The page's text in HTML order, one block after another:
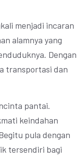
menjadi incaran
alamnya yang
Dengan
transportasi dan
pantai.
keindahan
pula dengan
tersendiri bagi